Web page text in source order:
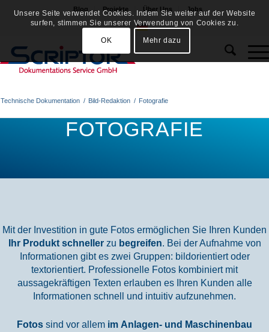
Blog Projekte Über Uns Jobs
Technische Dokumentation / Bild-Redaktion / Fotografie
FOTOGRAFIE
Mit der Investition in gute Fotos ermöglichen Sie Ihren Kunden
Ihr Produkt schnellerzu begreifen. Bei der Aufnahme von
Informationen gibt es zwei Gruppen: bildorientiert oder
textorientiert. Professionelle Fotos kombiniert mit
aussagekräftigen Texten erlauben es Ihren Kunden alle
Informationen schnell und intuitiv aufzunehmen.
Fotos sind vor allem im Anlagen- und Maschinenbau
Unsere Seite verwendet Cookies. Indem Sie weiter auf der Website
surfen, stimmen Sie unserer Verwendung von Cookies zu.
OK Mehr dazu